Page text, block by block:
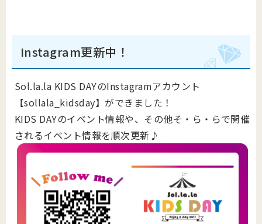
Instagram更新中！
Sol.la.la KIDS DAYのInstagramアカウント
【sollala_kidsday】ができました！
KIDS DAYのイベント情報や、その他そ・ら・らで開催
されるイベント情報を順次更新♪